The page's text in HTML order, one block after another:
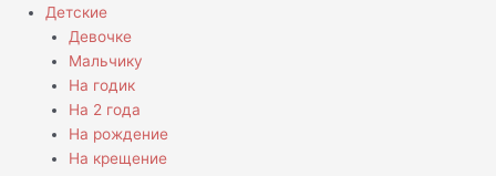
Детские
Девочке
Мальчику
На годик
На 2 года
На рождение
На крещение